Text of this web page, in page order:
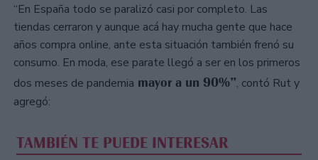
“En España todo se paralizó casi por completo. Las
tiendas cerraron y aunque acá hay mucha gente que hace
años compra online, ante esta situación también frenó su
consumo. En moda, ese parate llegó a ser en los primeros
dos meses de pandemia mayor a un 90%”, contó Rut y
agregó:
TAMBIÉN TE PUEDE INTERESAR